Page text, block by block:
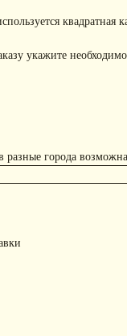
квадратная
укажите
разные города